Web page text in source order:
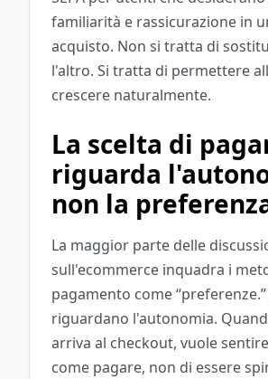
familiarità e rassicurazione in
acquisto. Non si tratta di
l'altro. Si tratta di permettere
crescere naturalmente.
La scelta di
riguarda
non la
La maggior parte delle
sull'ecommerce inquadra i
pagamento come
riguardano l'autonomia.
arriva al checkout, vuole
come pagare, non di essere